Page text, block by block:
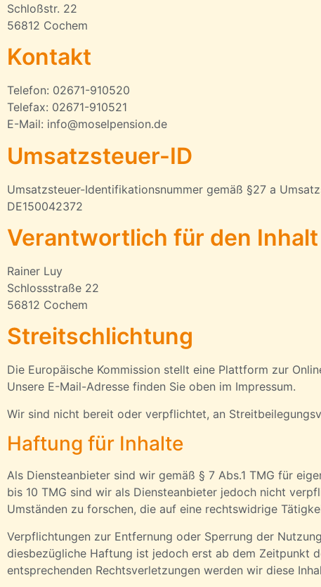
Schloßstr. 22
56812 Cochem
Kontakt
Telefon: 02671-910520
Telefax: 02671-910521
E-Mail: info@moselpension.de
Umsatzsteuer-ID
Umsatzsteuer-Identifikationsnummer gemäß §27 a
DE150042372
Verantwortlich für den
Rainer Luy
Schlossstraße 22
56812 Cochem
Streitschlichtung
Die Europäische Kommission stellt eine Plattform zur
Unsere E-Mail-Adresse finden Sie oben im Impressum.
Wir sind nicht bereit oder verpflichtet, an
Haftung für Inhalte
Als Diensteanbieter sind wir gemäß § 7 Abs.1 TMG für
bis 10 TMG sind wir als Diensteanbieter jedoch nicht
Umständen zu forschen, die auf eine rechtswidrige
Verpflichtungen zur Entfernung oder Sperrung der
diesbezügliche Haftung ist jedoch erst ab dem Zeitpunkt
entsprechenden Rechtsverletzungen werden wir diese